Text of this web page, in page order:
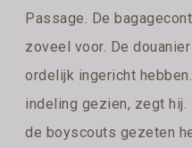
Passage. De
zoveel voor. De
ordelijk ingericht
indeling gezien, zegt hij.
de boyscouts gezeten